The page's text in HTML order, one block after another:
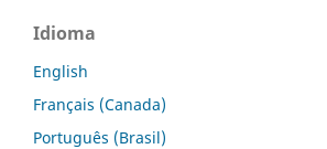
Idioma
English
Français (Canada)
Português (Brasil)